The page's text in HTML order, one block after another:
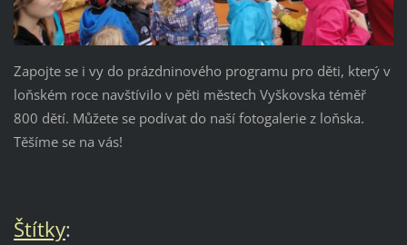
Zapojte se i vy do prázdninového programu pro děti, který v
loňském roce navštívilo v pěti městech Vyškovska téměř
800 dětí. Můžete se podívat do naší fotogalerie z loňska.
Těšíme se na vás!
Štítky: